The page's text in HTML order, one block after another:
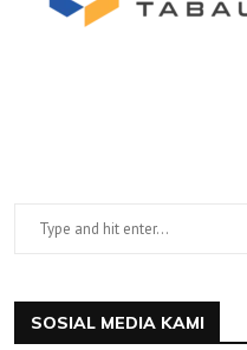
SOSIAL MEDIA KAMI